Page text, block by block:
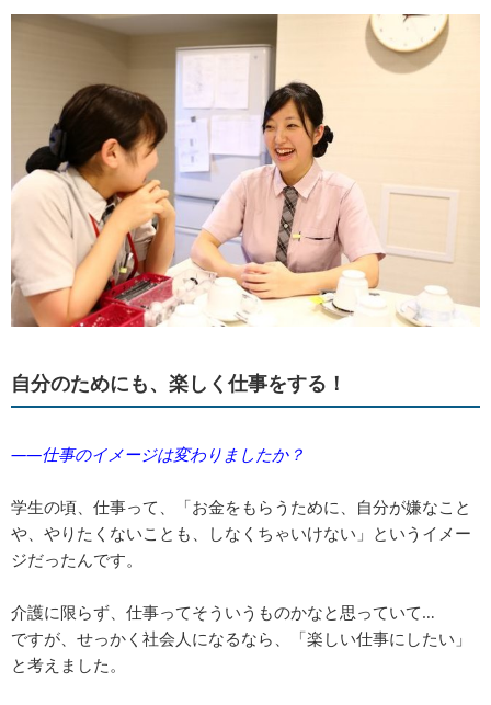
自分のためにも、楽しく仕事をする！
――仕事のイメージは変わりましたか？
学生の頃、仕事って、「お金をもらうために、自分が嫌なこと
や、やりたくないことも、しなくちゃいけない」というイメー
ジだったんです。
介護に限らず、仕事ってそういうものかなと思っていて…
ですが、せっかく社会人になるなら、「楽しい仕事にしたい」
と考えました。